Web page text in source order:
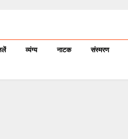
व्यंग्य नाटक संस्मरण